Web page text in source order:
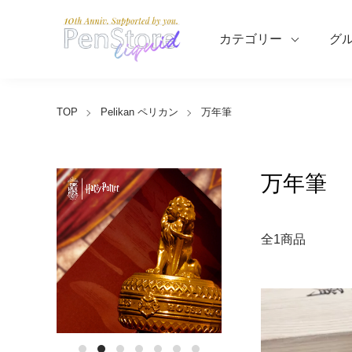
カテゴリー グ
TOP Pelikan ペリカン 万年筆
万年筆
全1商品